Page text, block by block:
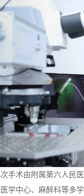
手术由附属第六人民
学中心、麻醉科等多